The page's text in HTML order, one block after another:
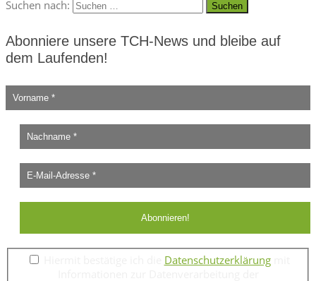
Suchen nach:
Abonniere unsere TCH-News und bleibe auf
dem Laufenden!
Datenschutzerklärungmit